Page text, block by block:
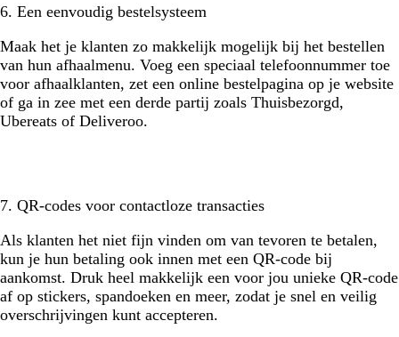
6. Een eenvoudig bestelsysteem
Maak het je klanten zo makkelijk mogelijk bij het bestellen
van hun afhaalmenu. Voeg een speciaal telefoonnummer toe
voor afhaalklanten, zet een online bestelpagina op je website
of ga in zee met een derde partij zoals Thuisbezorgd,
Ubereats of Deliveroo.
7. QR-codes voor contactloze transacties
Als klanten het niet fijn vinden om van tevoren te betalen,
kun je hun betaling ook innen met een QR-code bij
aankomst. Druk heel makkelijk een voor jou unieke QR-code
af op stickers, spandoeken en meer, zodat je snel en veilig
overschrijvingen kunt accepteren.